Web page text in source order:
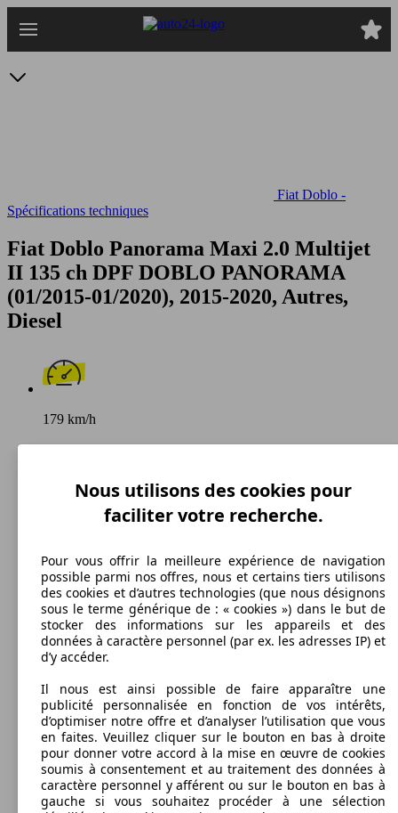
au
Fiat Doblo -
Spécifications techniques
Fiat Doblo Panorama Maxi 2.0 Multijet
II 135 ch DPF DOBLO PANORAMA
(01/2015-01/2020), 2015-2020, Autres,
Diesel
179 km/h
Vitesse maximale
Carburant
156 g/km
Ø 5.9 l/100km
Consommation
Nous utilisons des cookies pour
faciliter votre recherche.
Pour vous offrir la meilleure expérience de navigation
possible parmi nos offres, nous et certains tiers utilisons
des cookies et d’autres technologies (que nous désignons
sous le terme générique de : « cookies ») dans le but de
stocker des informations sur les appareils et des
données à caractère personnel (par ex. les adresses IP) et
d’y accéder.
Il nous est ainsi possible de faire apparaître une
publicité personnalisée en fonction de vos intérêts,
d’optimiser notre offre et d’analyser l’utilisation que vous
en faites. Veuillez cliquer sur le bouton en bas à droite
pour donner votre accord à la mise en œuvre de cookies
soumis à consentement et au traitement des données à
caractère personnel y afférent ou sur le bouton en bas à
gauche si vous souhaitez procéder à une sélection